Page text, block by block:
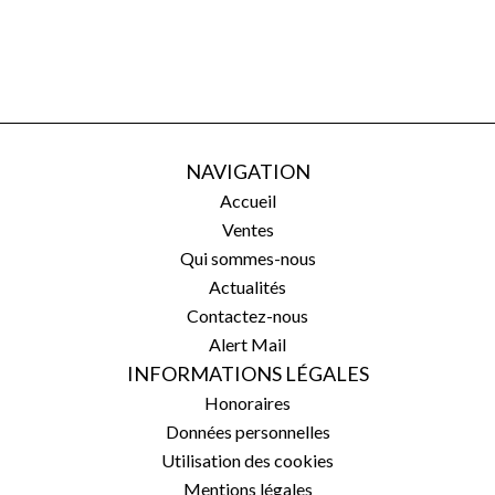
NAVIGATION
Accueil
Ventes
Qui sommes-nous
Actualités
Contactez-nous
Alert Mail
INFORMATIONS LÉGALES
Honoraires
Données personnelles
Utilisation des cookies
Mentions légales